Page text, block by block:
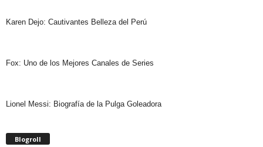
Karen Dejo: Cautivantes Belleza del Perú
Fox: Uno de los Mejores Canales de Series
Lionel Messi: Biografía de la Pulga Goleadora
Blogroll